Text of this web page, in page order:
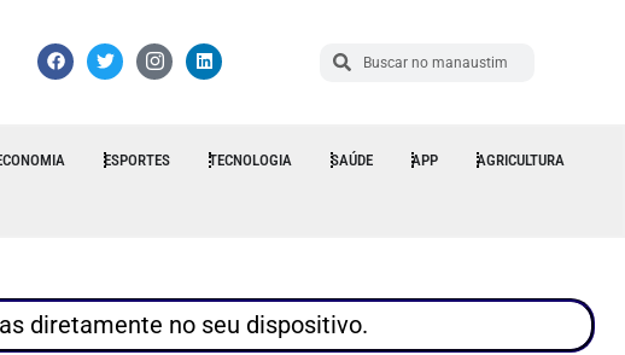
ESPORTES TECNOLOGIA SAÚDE APP AGRICULTURA
diretamente no seu dispositivo.